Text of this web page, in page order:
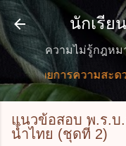
ข้า
นักเรีย
ความไม่รู้กฎหม
วยการความสะดวกใ
แนวข้อสอบ พ.ร.บ
น้ำไทย (ชุดที่ 2)